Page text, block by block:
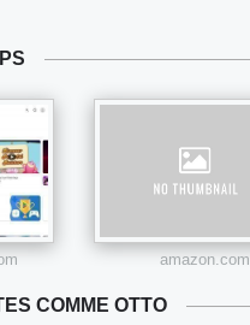
amazon.com
COMME OTTO